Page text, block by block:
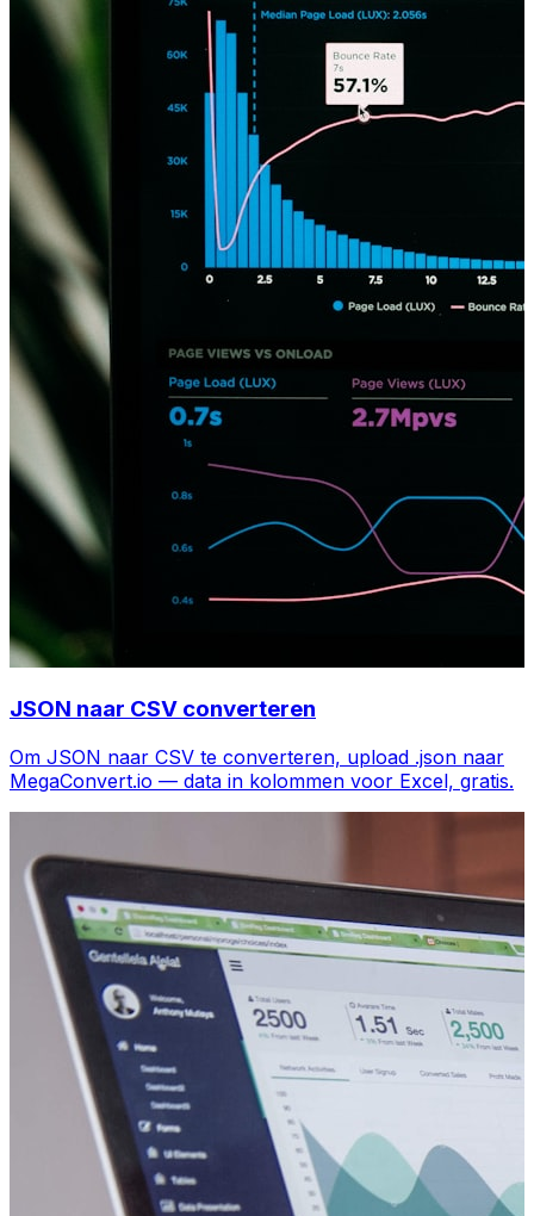
JSON naar CSV converteren
Om JSON naar CSV te converteren, upload .json naar
MegaConvert.io — data in kolommen voor Excel, gratis.